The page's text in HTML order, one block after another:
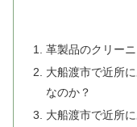
革製品のクリー
大船渡市で近所
なのか？
大船渡市で近所